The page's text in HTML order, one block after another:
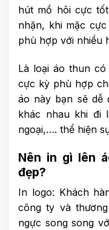
hút mồ hôi cực
nhặn, khi mặc
phù hợp với nhiều
Là loại áo thun
cực kỳ phù hợp
áo này bạn sẽ dễ
khác nhau khi đi
ngoại,…. thể hiện
Nên in gì lên
đẹp?
In logo: Khách
công ty và
ngực song song